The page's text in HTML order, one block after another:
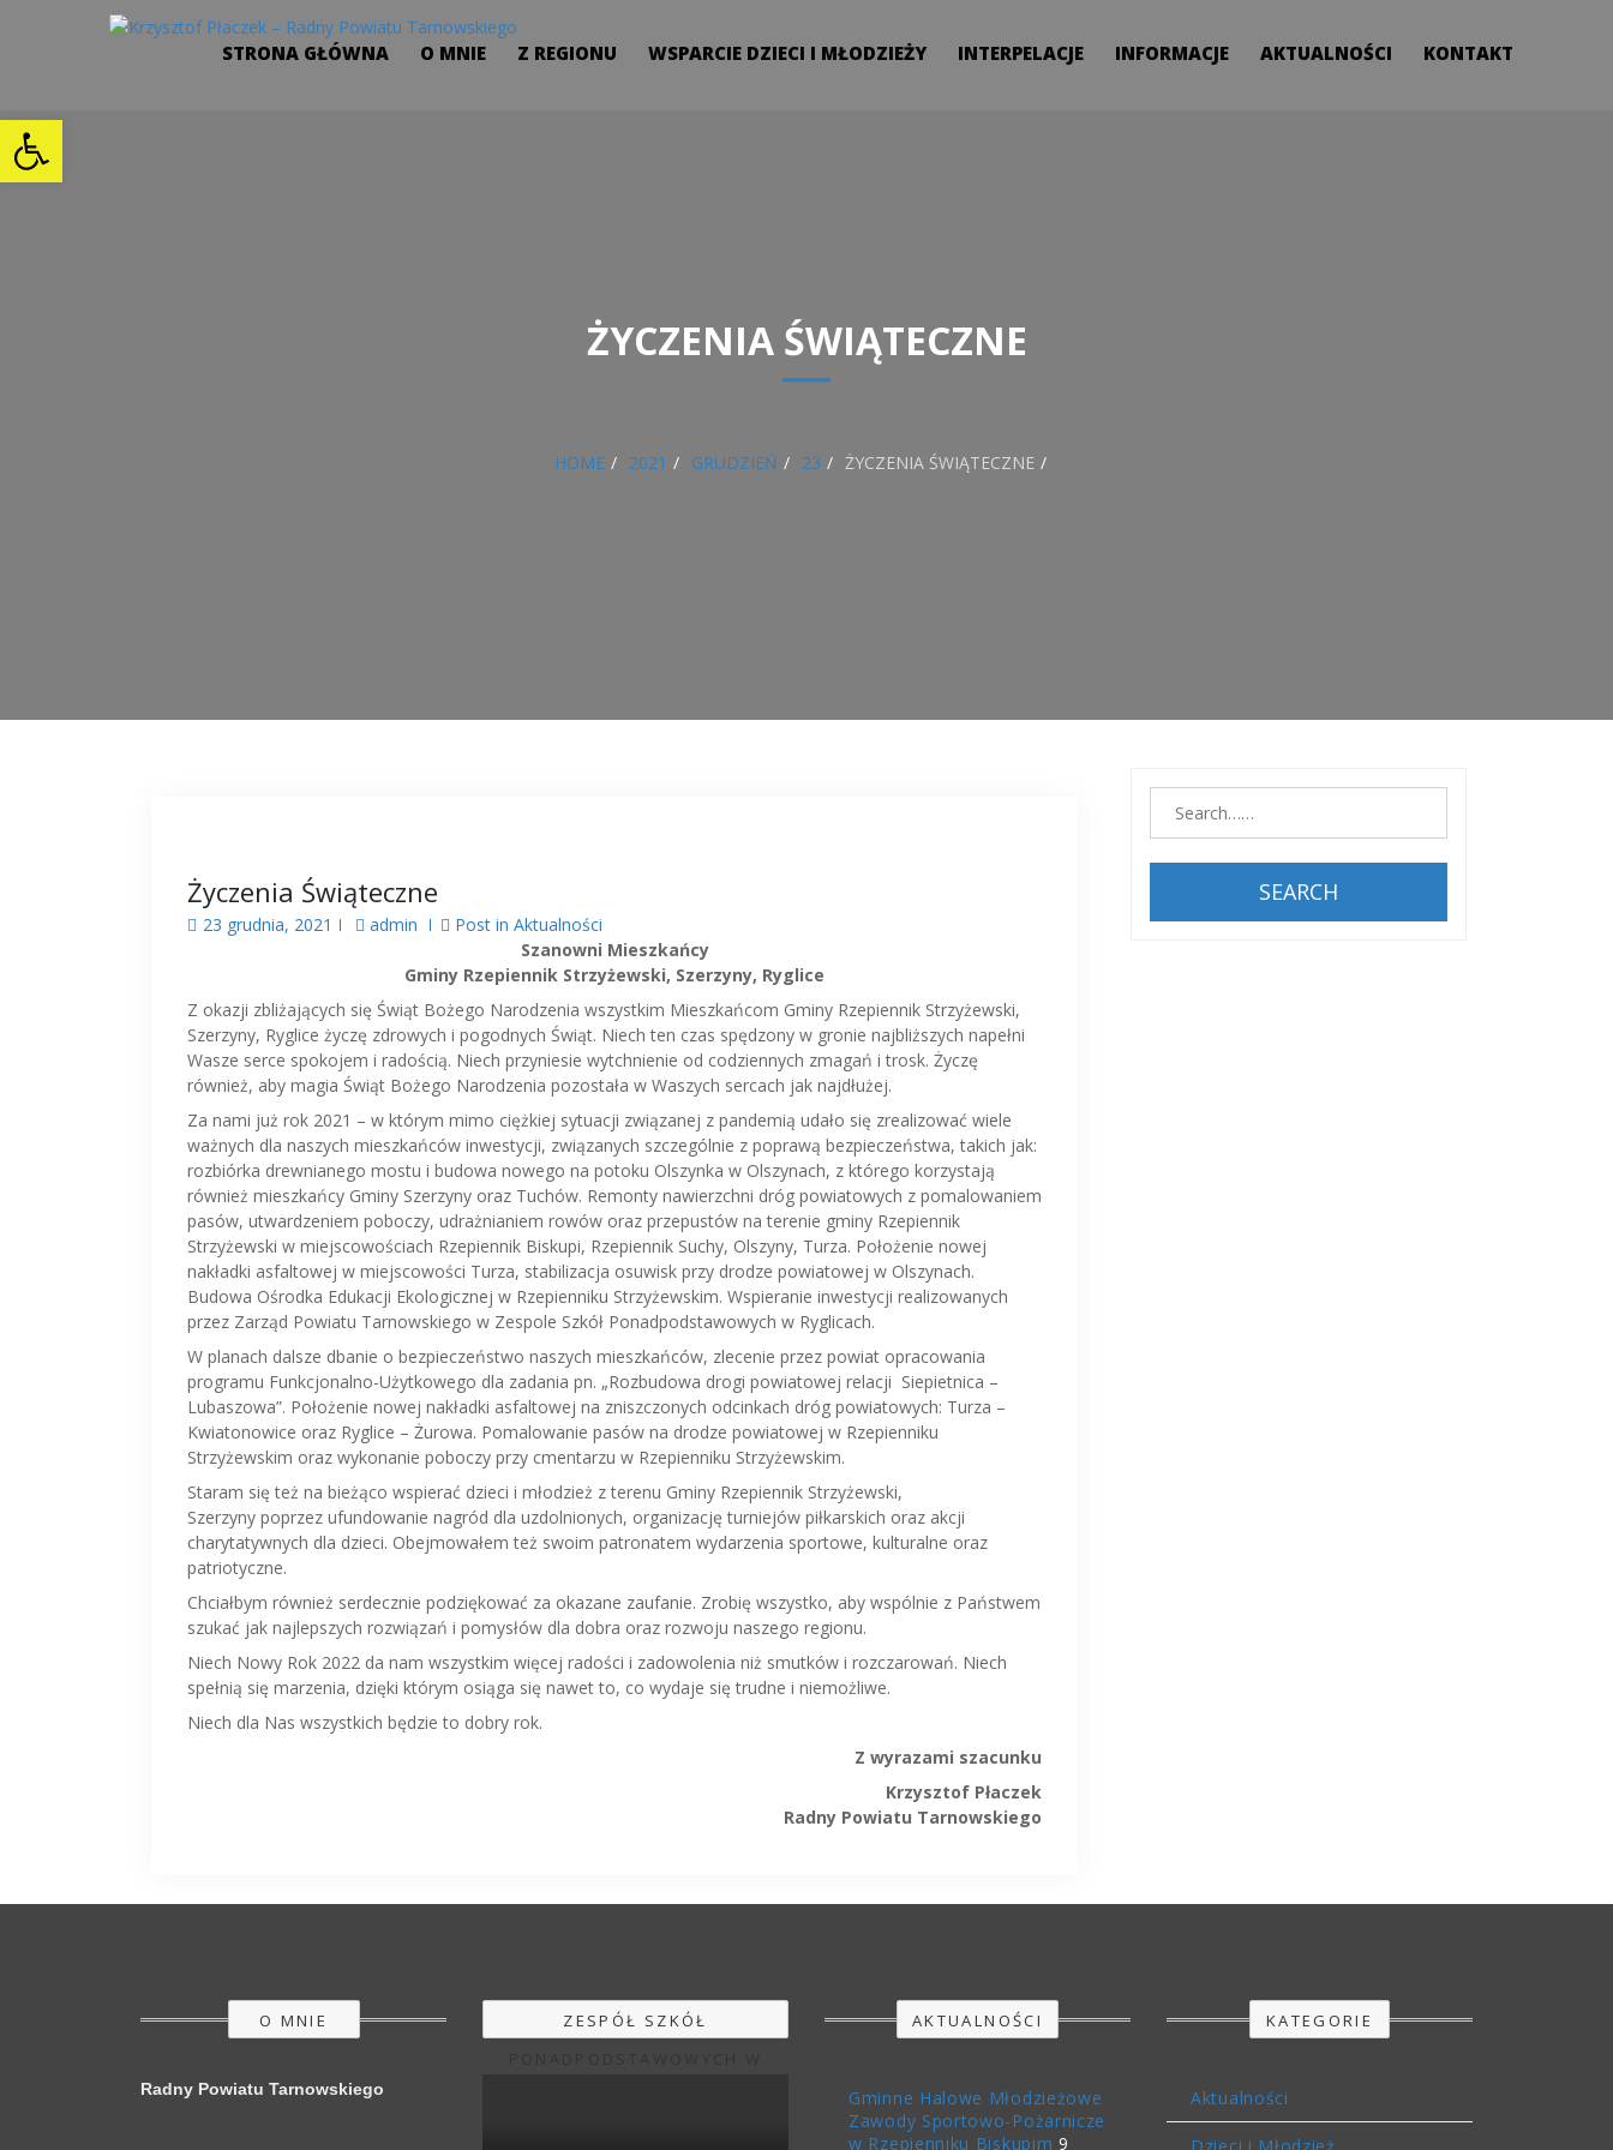
STRONA GŁÓWNA O MNIE Z REGIONU WSPARCIE DZIECI I MŁODZIEŻY INTERPELACJE INFORMACJE AKTUALNOŚCI KONTAKT
ŻYCZENIA ŚWIĄTECZNE
HOME 2021 GRUDZIEŃ 23 ŻYCZENIA ŚWIĄTECZNE
Życzenia Świąteczne
23 grudnia, 2021 admin Post in Aktualności
Szanowni Mieszkańcy
Gminy Rzepiennik Strzyżewski, Szerzyny, Ryglice
Z okazji zbliżających się Świąt Bożego Narodzenia wszystkim Mieszkańcom Gminy Rzepiennik Strzyżewski,
Szerzyny, Ryglice życzę zdrowych i pogodnych Świąt. Niech ten czas spędzony w gronie najbliższych napełni
Wasze serce spokojem i radością. Niech przyniesie wytchnienie od codziennych zmagań i trosk. Życzę
również, aby magia Świąt Bożego Narodzenia pozostała w Waszych sercach jak najdłużej.
Za nami już rok 2021 – w którym mimo ciężkiej sytuacji związanej z pandemią udało się zrealizować wiele
ważnych dla naszych mieszkańców inwestycji, związanych szczególnie z poprawą bezpieczeństwa, takich jak:
rozbiórka drewnianego mostu i budowa nowego na potoku Olszynka w Olszynach, z którego korzystają
również mieszkańcy Gminy Szerzyny oraz Tuchów. Remonty nawierzchni dróg powiatowych z pomalowaniem
pasów, utwardzeniem poboczy, udrażnianiem rowów oraz przepustów na terenie gminy Rzepiennik
Strzyżewski w miejscowościach Rzepiennik Biskupi, Rzepiennik Suchy, Olszyny, Turza. Położenie nowej
nakładki asfaltowej w miejscowości Turza, stabilizacja osuwisk przy drodze powiatowej w Olszynach.
Budowa Ośrodka Edukacji Ekologicznej w Rzepienniku Strzyżewskim. Wspieranie inwestycji realizowanych
przez Zarząd Powiatu Tarnowskiego w Zespole Szkół Ponadpodstawowych w Ryglicach.
W planach dalsze dbanie o bezpieczeństwo naszych mieszkańców, zlecenie przez powiat opracowania
programu Funkcjonalno-Użytkowego dla zadania pn. „Rozbudowa drogi powiatowej relacji Siepietnica –
Lubaszowa”. Położenie nowej nakładki asfaltowej na zniszczonych odcinkach dróg powiatowych: Turza –
Kwiatonowice oraz Ryglice – Żurowa. Pomalowanie pasów na drodze powiatowej w Rzepienniku
Strzyżewskim oraz wykonanie poboczy przy cmentarzu w Rzepienniku Strzyżewskim.
Staram się też na bieżąco wspierać dzieci i młodzież z terenu Gminy Rzepiennik Strzyżewski,
Szerzyny poprzez ufundowanie nagród dla uzdolnionych, organizację turniejów piłkarskich oraz akcji
charytatywnych dla dzieci. Obejmowałem też swoim patronatem wydarzenia sportowe, kulturalne oraz
patriotyczne.
Chciałbym również serdecznie podziękować za okazane zaufanie. Zrobię wszystko, aby wspólnie z Państwem
szukać jak najlepszych rozwiązań i pomysłów dla dobra oraz rozwoju naszego regionu.
Niech Nowy Rok 2022 da nam wszystkim więcej radości i zadowolenia niż smutków i rozczarowań. Niech
spełnią się marzenia, dzięki którym osiąga się nawet to, co wydaje się trudne i niemożliwe.
Niech dla Nas wszystkich będzie to dobry rok.
Z wyrazami szacunku
Krzysztof Płaczek
Radny Powiatu Tarnowskiego
SEARCH
O MNIE
Radny Powiatu Tarnowskiego
ZESPÓŁ SZKÓŁ
AKTUALNOŚCI
Gminne Halowe Młodzieżowe
Zawody Sportowo-Pożarnicze
w Rzepienniku Biskupim 9
KATEGORIE
Aktualności
Open toolbar